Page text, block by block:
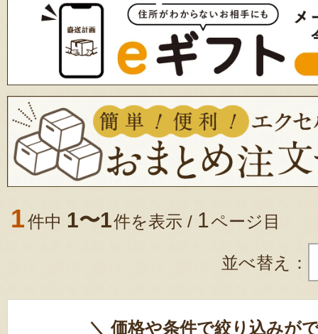
1件中 1〜1件を表示 / 1ページ目
並べ替え：
＼ 価格や条件で絞り込みが